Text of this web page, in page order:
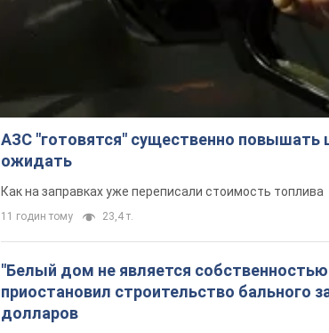
АЗС "готовятся" существенно повышать
ожидать
Как на заправках уже переписали стоимость топлива
11 годин тому 23,4 т.
"Белый дом не является
приостановил строительство бального
долларов